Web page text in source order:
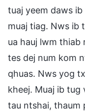
tuaj yeem daws
muaj tiag. Nws ib
ua hauj lwm thiab
tes dej num kom
qhuas. Nws yog
kheej. Muaj ib tug
tau ntshai, thaum